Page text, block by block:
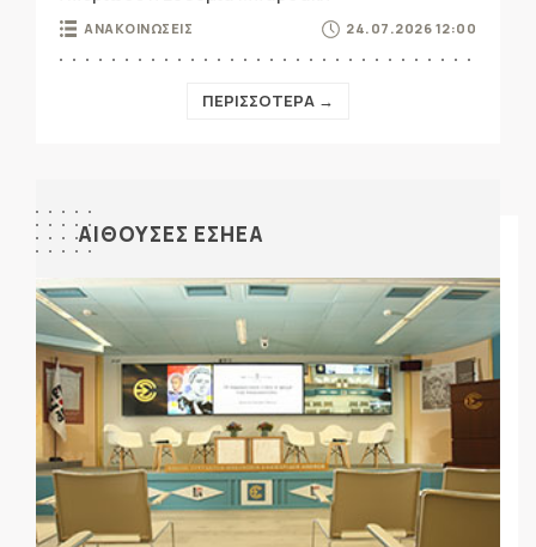
ΑΝΑΚΟΙΝΩΣΕΙΣ 24.07.2026 12:00
ΠΕΡΙΣΣΟΤΕΡΑ →
ΑΙΘΟΥΣΕΣ ΕΣΗΕΑ